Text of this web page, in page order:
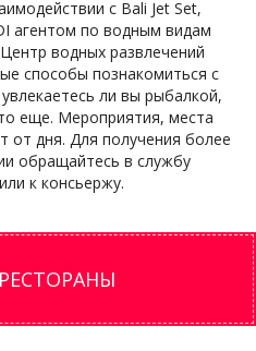
с Bali Jet Set,
агентом по водным видам
водных развлечений
способы познакомиться с
ли вы рыбалкой,
еще. Мероприятия, места
от дня. Для получения более
обращайтесь в службу
к консьержу.